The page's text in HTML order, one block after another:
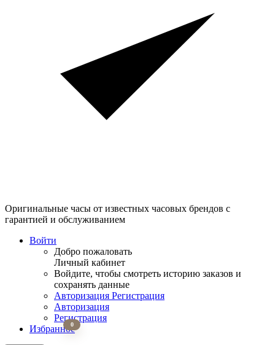
Оригинальные часы от известных часовых брендов с
гарантией и обслуживанием
Войти
Добро пожаловать
Личный кабинет
Войдите, чтобы смотреть историю заказов и
сохранять данные
Авторизация Регистрация
Авторизация
Регистрация
Избранное
0